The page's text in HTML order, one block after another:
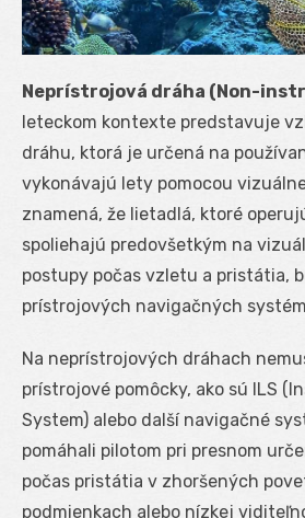
Neprístrojová dráha (Non-
leteckom kontexte predstavuje
dráhu, ktorá je určená na
vykonávajú lety pomocou
znamená, že lietadlá, ktoré
spoliehajú predovšetkým na
postupy počas vzletu a pristátia,
prístrojových navigačných
Na neprístrojových dráhach
prístrojové pomôcky, ako sú ILS
System) alebo další navigačné
pomáhali pilotom pri presnom
počas pristátia v zhoršených
podmienkach alebo nízkej